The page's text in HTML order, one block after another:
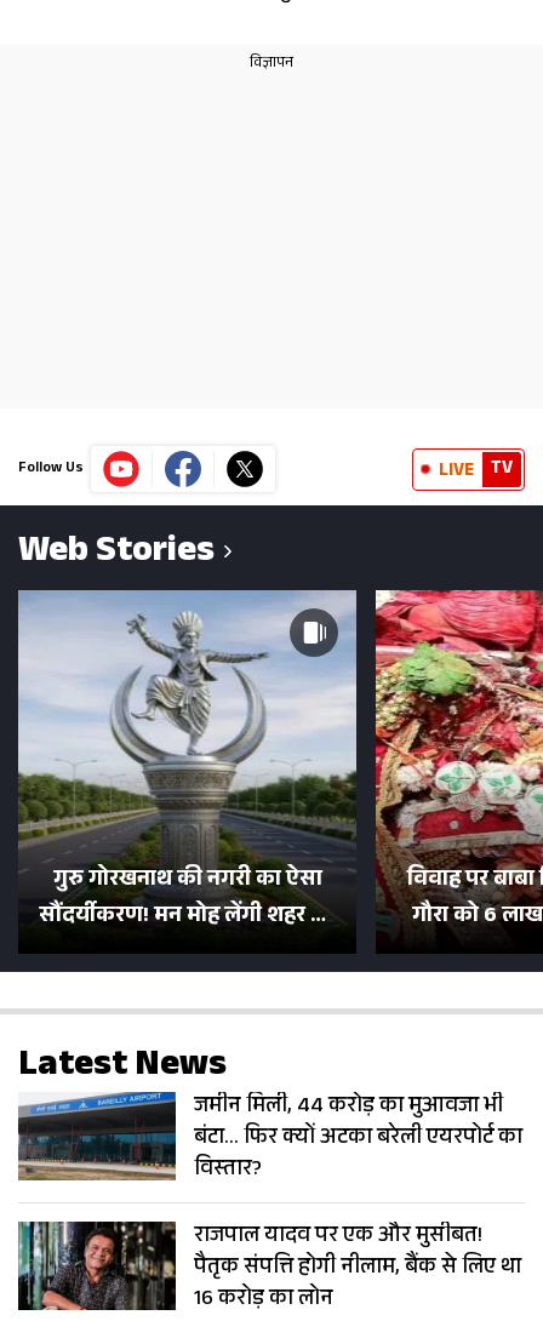
Follow Us LIVE TV
Web Stories
गुरु गोरखनाथ की नगरी का ऐसा
सौंदर्यीकरण! मन मोह लेंगी शहर की
सड़कें; देखें Photos
विवाह पर
गौरा को 6
500 भक्तों
Latest News
जमीन मिली, 44 करोड़ का मुआवजा भी
बंटा… फिर क्यों अटका बरेली एयरपोर्ट का
विस्तार?
राजपाल यादव पर एक और मुसीबत!
पैतृक संपत्ति होगी नीलाम, बैंक से लिए था
16 करोड़ का लोन